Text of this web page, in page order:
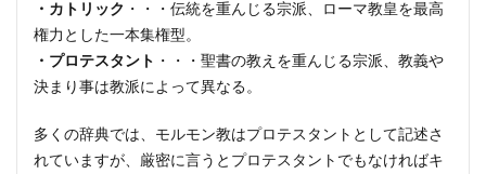
・カトリック ・・・伝統を重んじる宗派、ローマ教皇を最高
権力とした一本集権型。
・プロテスタント ・・・聖書の教えを重んじる宗派、教義や
決まり事は教派によって異なる。
多くの辞典では、モルモン教はプロテスタントとして記述さ
れていますが、厳密に言うとプロテスタントでもなければキ